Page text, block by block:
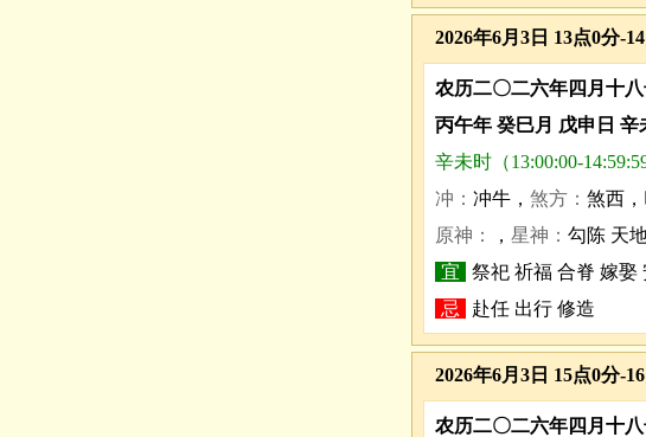
2026年6月3日 13点0分-
农历二〇二六年四月十
丙午年 癸巳月 戊申日 辛
辛未时（13:00:00-
冲： 冲牛， 煞方： 煞西，
原神：
， 星神： 勾陈 天
宜
祭祀 祈福 合脊 嫁娶
忌
赴任 出行 修造
2026年6月3日 15点0分-
农历二〇二六年四月十